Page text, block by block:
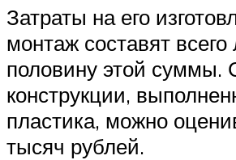
Затраты на его
монтаж составят
половину этой суммы.
конструкции,
пластика, можно
тысяч рублей.